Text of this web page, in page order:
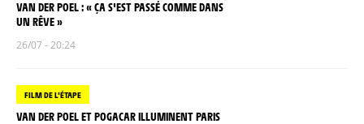
VAN DER POEL : « ÇA S'EST PASSÉ COMME DANS
UN RÊVE »
26/07 - 20:24
FILM DE L'ÉTAPE
VAN DER POEL ET POGACAR ILLUMINENT PARIS